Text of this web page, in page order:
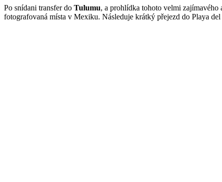
Po snídani transfer do Tulumu, a prohlídka tohoto velmi zajímavého
fotografovaná místa v Mexiku. Následuje krátký přejezd do Playa